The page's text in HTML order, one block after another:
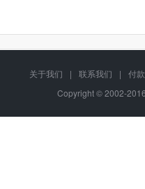
关于我们 | 联系我们 |
付
Copyright © 2002-